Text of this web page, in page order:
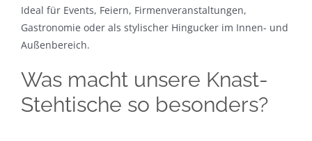
Ideal für Events, Feiern, Firmenveranstaltungen,
Gastronomie oder als stylischer Hingucker im Innen- und
Außenbereich.
Was macht unsere Knast-
Stehtische so besonders?